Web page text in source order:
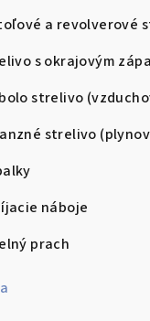
a revolverové
s okrajovým
strelivo
strelivo
náboje
prach